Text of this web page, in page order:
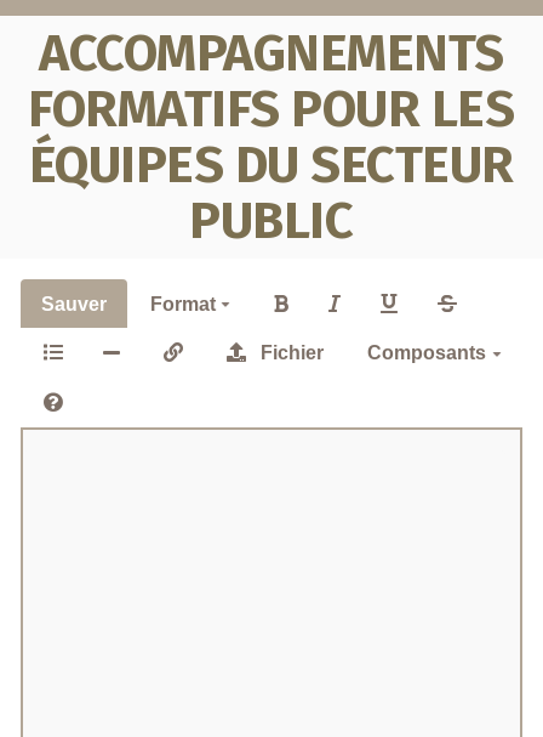
ACCOMPAGNEMENTS
FORMATIFS POUR LES
ÉQUIPES DU SECTEUR
PUBLIC
Sauver Format
Fichier Composants